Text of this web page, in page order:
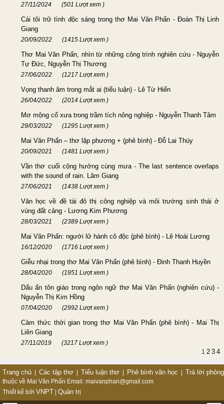
27/11/2024 (501 Lượt xem )
Cái tôi trữ tình độc sáng trong thơ Mai Văn Phấn - Đoàn Thị Linh
Giang
20/09/2022 (1415 Lượt xem )
Thơ Mai Văn Phấn, nhìn từ những công trình nghiên cứu - Nguyễn
Tự Đức, Nguyễn Thị Thương
27/06/2022 (1217 Lượt xem )
Vọng thanh âm trong mắt ai (tiểu luận) - Lê Từ Hiển
26/04/2022 (2014 Lượt xem )
Mơ mộng cổ xưa trong trầm tích nông nghiệp - Nguyễn Thanh Tâm
29/03/2022 (1295 Lượt xem )
Mai Văn Phấn – thơ lập phương + (phê bình) - Đỗ Lai Thúy
20/09/2021 (1481 Lượt xem )
Vần thơ cuối cộng hưởng cùng mưa - The last sentence overlaps
with the sound of rain. Lâm Giang
27/06/2021 (1438 Lượt xem )
Văn học về đề tài đô thị công nghiệp và môi trường sinh thái ở
vùng đất cảng - Lương Kim Phương
28/03/2021 (2389 Lượt xem )
Mai Văn Phấn: người lữ hành cô độc (phê bình) - Lê Hoài Lương
16/12/2020 (1716 Lượt xem )
Giễu nhại trong thơ Mai Văn Phấn (phê bình) - Đinh Thanh Huyền
28/04/2020 (1951 Lượt xem )
Dấu ấn tôn giáo trong ngôn ngữ thơ Mai Văn Phấn (nghiên cứu) -
Nguyễn Thị Kim Hồng
07/04/2020 (2992 Lượt xem )
Cảm thức thời gian trong thơ Mai Văn Phấn (phê bình) - Mai Thị
Liên Giang
27/11/2019
(3217 Lượt xem )
1 2 3 4
Trang chủ Các tập thơ Tiểu luận thơ Phê bình văn học Trả lời
thuộc về Mai Văn Phấn Email: maivanphan@gmail.com
Thiết kế bởi VNPT Quản trị